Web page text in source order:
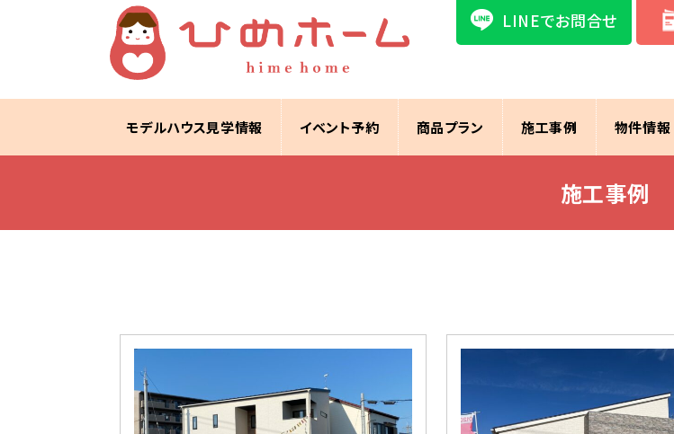
LINEでお問合せ
モデルハウス見学情報 イベント予約 商品プラン 施工事例 物件情報
施工事例